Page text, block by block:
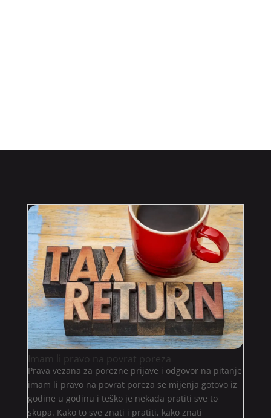
Imam li pravo na povrat poreza
Prava vezana za porezne prijave i odgovor na pitanje
imam li pravo na povrat poreza se mijenja gotovo iz
godine u godinu i teško je nekada pratiti sve to
skupa. Kako to sve znati i pratiti, kako znati